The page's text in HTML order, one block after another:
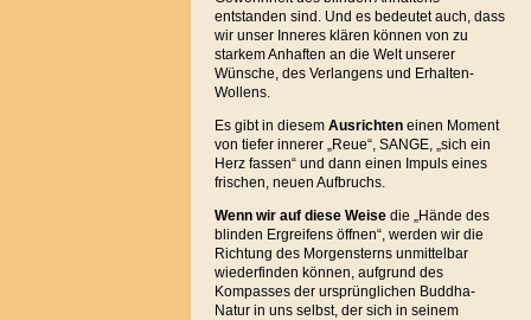
entstanden sind. Und es bedeutet auch, dass
wir unser Inneres klären können von zu
starkem Anhaften an die Welt unserer
Wünsche, des Verlangens und Erhalten-
Wollens.
Es gibt in diesem Ausrichteneinen Moment
von tiefer innerer „Reue“, SANGE, „sich ein
Herz fassen“ und dann einen Impuls eines
frischen, neuen Aufbruchs.
Wenn wir auf diese Weisedie „Hände des
blinden Ergreifens öffnen“, werden wir die
Richtung des Morgensterns unmittelbar
wiederfinden können, aufgrund des
Kompasses der ursprünglichen Buddha-
Natur in uns selbst, der sich in seinem